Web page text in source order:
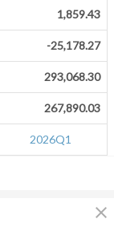
1,859.43
-25,178.27
293,068.30
267,890.03
2026Q1
close